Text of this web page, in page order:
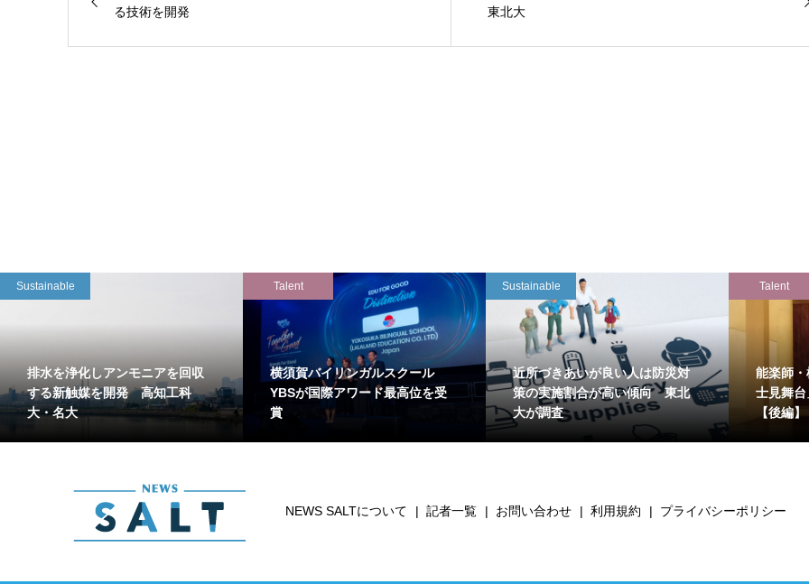
る技術を開発
東北大
Sustainable
排水を浄化しアンモニアを回収
する新触媒を開発 高知工科
大・名大
Talent
横須賀バイリンガルスクール
YBSが国際アワード最高位を受
賞
Sustainable
近所づきあいが良い人は防災対
策の実施割合が高い傾向 東北
大が調査
Talent
能楽師
士見舞
【後編】
NEWS SALTについて 記者一覧 お問い合わせ 利用規約 プライバシーポリシー